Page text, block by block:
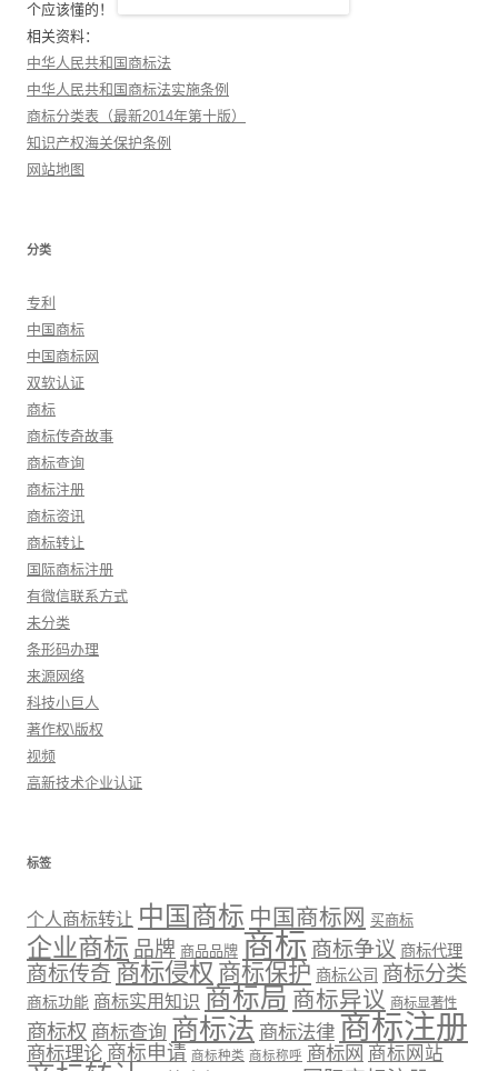
个应该懂的！
相关资料：
中华人民共和国商标法
中华人民共和国商标法实施条例
商标分类表（最新2014年第十版）
知识产权海关保护条例
网站地图
分类
专利
中国商标
中国商标网
双软认证
商标
商标传奇故事
商标查询
商标注册
商标资讯
商标转让
国际商标注册
有微信联系方式
未分类
条形码办理
来源网络
科技小巨人
著作权\版权
视频
高新技术企业认证
标签
个人商标转让 中国商标 中国商标网 买商标
企业商标 品牌 商品品牌 商标 商标争议 商标代理
商标传奇 商标侵权 商标保护 商标公司 商标分类
商标功能 商标实用知识 商标局 商标异议 商标显著性
商标权 商标查询 商标法 商标法律 商标注册
商标理论 商标申请 商标种类 商标称呼 商标网 商标网站